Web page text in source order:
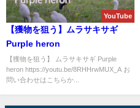
YouTube
【獲物を狙う】ムラサキサギ
Purple heron
【獲物を狙う】 ムラサキサギ Purple
heron https://youtu.be/8RHHrwMUX_A お
問い合わせはこちらか...